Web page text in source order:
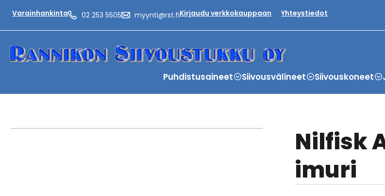
Varainhankinta 02 253 5505 myynti@rst.fiKirjaudu verkkokauppaan Yhteystiedot
Puhdistusaineet Siivousvälineet Siivouskoneet
Nilfisk
imuri